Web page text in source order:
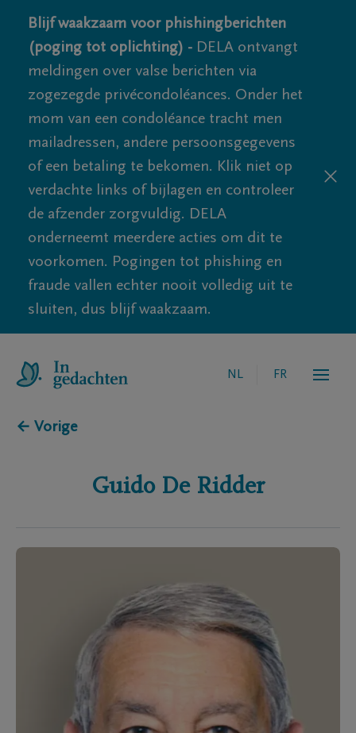
Blijf waakzaam voor phishingberichten
(poging tot oplichting) - DELA ontvangt
meldingen over valse berichten via
zogezegde privécondoléances. Onder het
mom van een condoléance tracht men
mailadressen, andere persoonsgegevens
of een betaling te bekomen. Klik niet op
verdachte links of bijlagen en controleer
de afzender zorgvuldig. DELA
onderneemt meerdere acties om dit te
voorkomen. Pogingen tot phishing en
fraude vallen echter nooit volledig uit te
sluiten, dus blijf waakzaam.
NL FR
← Vorige
Guido De Ridder